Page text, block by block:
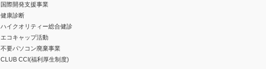
国際開発支援事業
健康診断
ハイクオリティー総合健診
エコキャップ活動
不要パソコン廃棄事業
CLUB CCI(福利厚生制度)